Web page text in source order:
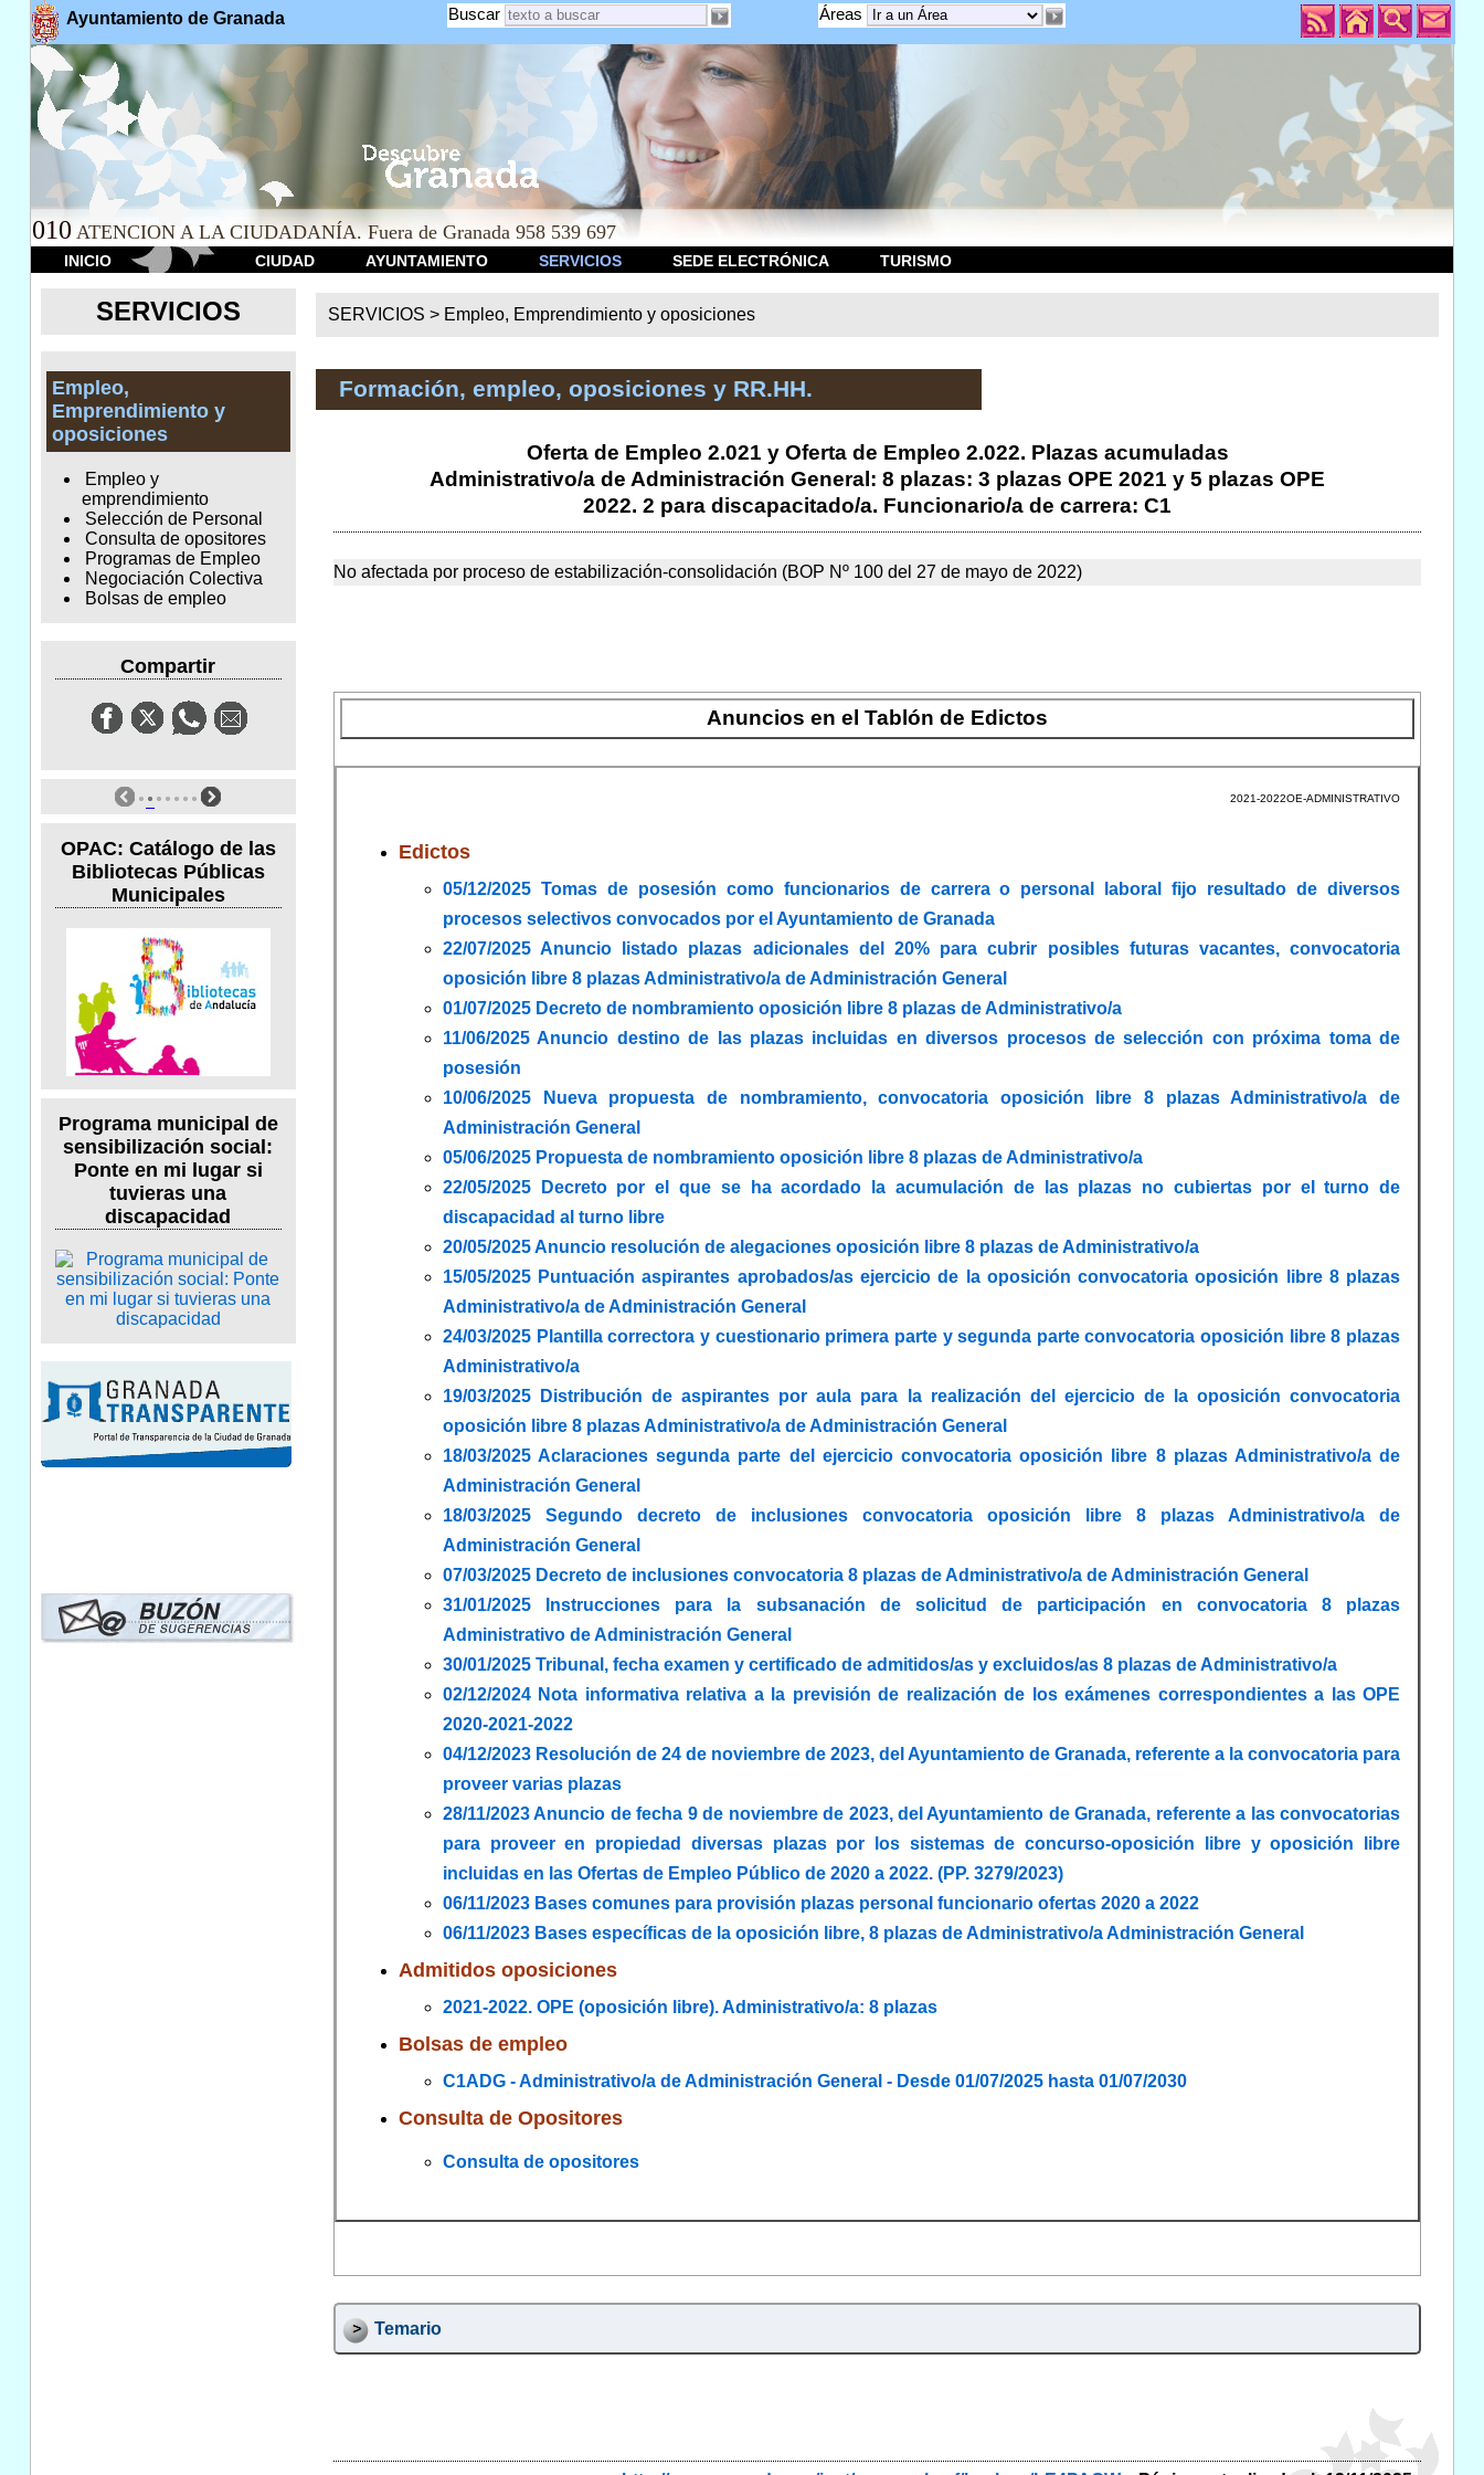
Ayuntamiento de Granada Áreas
Buscar
010 ATENCION A LA CIUDADANÍA. Fuera de Granada 958 539 697
INICIO CIUDAD AYUNTAMIENTO SERVICIOS SEDE ELECTRÓNICA TURISMO
SERVICIOS
Empleo,
Emprendimiento y
oposiciones
Empleo y
emprendimiento
Selección de Personal
Consulta de opositores
Programas de Empleo
Negociación Colectiva
Bolsas de empleo
Compartir
OPAC: Catálogo de las
Bibliotecas Públicas
Municipales
Programa municipal de
sensibilización social:
Ponte en mi lugar si
tuvieras una
discapacidad
SERVICIOS > Empleo, Emprendimiento y oposiciones
Formación, empleo, oposiciones y RR.HH.
Oferta de Empleo 2.021 y Oferta de Empleo 2.022. Plazas acumuladas
Administrativo/a de Administración General: 8 plazas: 3 plazas OPE 2021 y 5 plazas OPE
2022. 2 para discapacitado/a. Funcionario/a de carrera: C1
No afectada por proceso de estabilización-consolidación (BOP Nº 100 del 27 de mayo de 2022)
Anuncios en el Tablón de Edictos
2021-2022OE-ADMINISTRATIVO
Edictos
05/12/2025 Tomas de posesión como funcionarios de carrera o personal laboral fijo resultado de diversos
procesos selectivos convocados por el Ayuntamiento de Granada
22/07/2025 Anuncio listado plazas adicionales del 20% para cubrir posibles futuras vacantes, convocatoria
oposición libre 8 plazas Administrativo/a de Administración General
01/07/2025 Decreto de nombramiento oposición libre 8 plazas de Administrativo/a
11/06/2025 Anuncio destino de las plazas incluidas en diversos procesos de selección con próxima toma de
posesión
10/06/2025 Nueva propuesta de nombramiento, convocatoria oposición libre 8 plazas Administrativo/a de
Administración General
05/06/2025 Propuesta de nombramiento oposición libre 8 plazas de Administrativo/a
22/05/2025 Decreto por el que se ha acordado la acumulación de las plazas no cubiertas por el turno de
discapacidad al turno libre
20/05/2025 Anuncio resolución de alegaciones oposición libre 8 plazas de Administrativo/a
15/05/2025 Puntuación aspirantes aprobados/as ejercicio de la oposición convocatoria oposición libre 8 plazas
Administrativo/a de Administración General
24/03/2025 Plantilla correctora y cuestionario primera parte y segunda parte convocatoria oposición libre 8 plazas
Administrativo/a
19/03/2025 Distribución de aspirantes por aula para la realización del ejercicio de la oposición convocatoria
oposición libre 8 plazas Administrativo/a de Administración General
18/03/2025 Aclaraciones segunda parte del ejercicio convocatoria oposición libre 8 plazas Administrativo/a de
Administración General
18/03/2025 Segundo decreto de inclusiones convocatoria oposición libre 8 plazas Administrativo/a de
Administración General
07/03/2025 Decreto de inclusiones convocatoria 8 plazas de Administrativo/a de Administración General
31/01/2025 Instrucciones para la subsanación de solicitud de participación en convocatoria 8 plazas
Administrativo de Administración General
30/01/2025 Tribunal, fecha examen y certificado de admitidos/as y excluidos/as 8 plazas de Administrativo/a
02/12/2024 Nota informativa relativa a la previsión de realización de los exámenes correspondientes a las OPE
2020-2021-2022
04/12/2023 Resolución de 24 de noviembre de 2023, del Ayuntamiento de Granada, referente a la convocatoria para
proveer varias plazas
28/11/2023 Anuncio de fecha 9 de noviembre de 2023, del Ayuntamiento de Granada, referente a las convocatorias
para proveer en propiedad diversas plazas por los sistemas de concurso-oposición libre y oposición libre
incluidas en las Ofertas de Empleo Público de 2020 a 2022. (PP. 3279/2023)
06/11/2023 Bases comunes para provisión plazas personal funcionario ofertas 2020 a 2022
06/11/2023 Bases específicas de la oposición libre, 8 plazas de Administrativo/a Administración General
Admitidos oposiciones
2021-2022. OPE (oposición libre). Administrativo/a: 8 plazas
Bolsas de empleo
C1ADG - Administrativo/a de Administración General - Desde 01/07/2025 hasta 01/07/2030
Consulta de Opositores
Consulta de opositores
Temario